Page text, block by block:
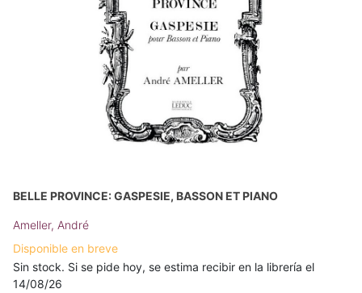
BELLE PROVINCE: GASPESIE, BASSON ET PIANO
Ameller, André
Disponible en breve
Sin stock. Si se pide hoy, se estima recibir en la librería el
14/08/26